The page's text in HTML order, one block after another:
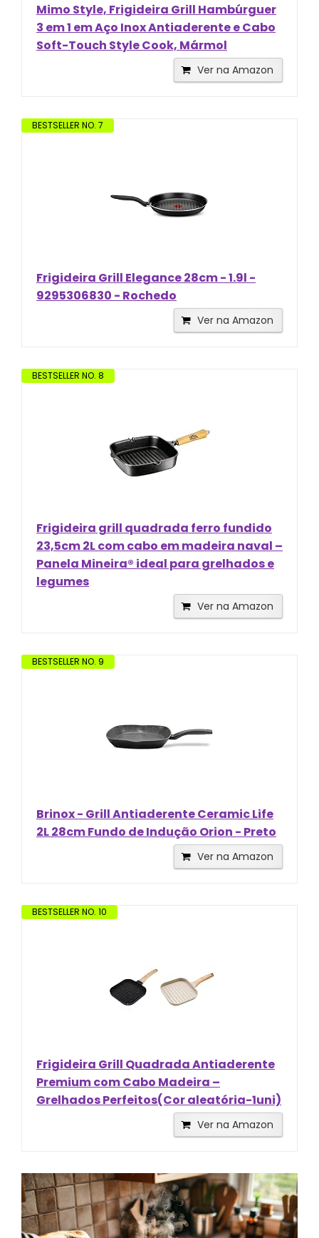
Mimo Style, Frigideira Grill Hambúrguer
3 em 1 em Aço Inox Antiaderente e Cabo
Soft-Touch Style Cook, Mármol
Ver na Amazon
BESTSELLER NO. 7
Frigideira Grill Elegance 28cm - 1.9l -
9295306830 - Rochedo
Ver na Amazon
BESTSELLER NO. 8
Frigideira grill quadrada ferro fundido
23,5cm 2L com cabo em madeira naval –
Panela Mineira® ideal para grelhados e
legumes
Ver na Amazon
BESTSELLER NO. 9
Brinox - Grill Antiaderente Ceramic Life
2L 28cm Fundo de Indução Orion - Preto
Ver na Amazon
BESTSELLER NO. 10
Frigideira Grill Quadrada Antiaderente
Premium com Cabo Madeira –
Grelhados Perfeitos(Cor aleatória-1uni)
Ver na Amazon